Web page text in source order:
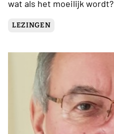
wat als het moeilijk wordt?
LEZINGEN